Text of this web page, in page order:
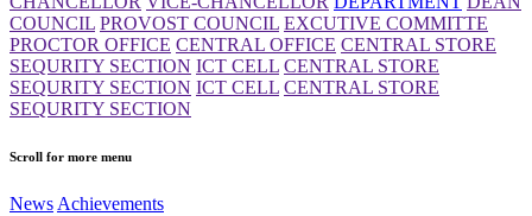
COUNCIL PROVOST COUNCIL EXCUTIVE COMMITTE
PROCTOR OFFICE CENTRAL OFFICE CENTRAL STORE
SEQURITY SECTION ICT CELL CENTRAL STORE
SEQURITY SECTION ICT CELL CENTRAL STORE
SEQURITY SECTION
Scroll for more menu
News Achievements